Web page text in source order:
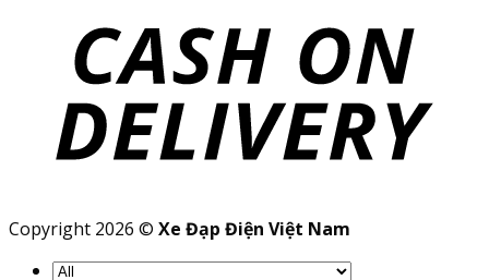
Copyright 2026 © Xe Đạp Điện Việt Nam